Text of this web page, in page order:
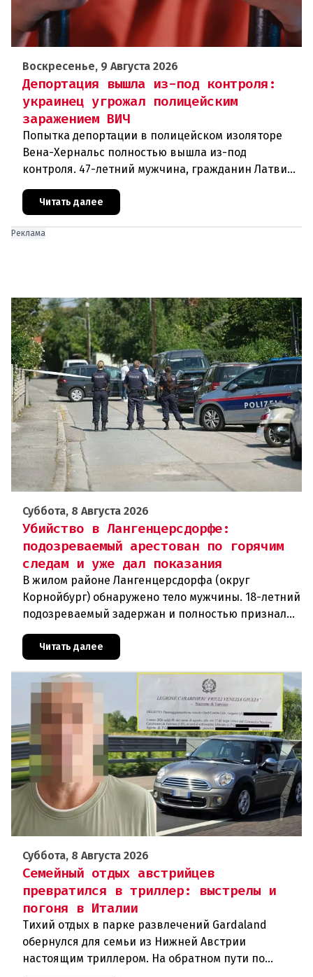
Воскресенье, 9 Августа 2026
Депортация вышла из-под контроля:
украинец угрожал полицейским
заражением ВИЧ
Попытка депортации в полицейском изоляторе
Вена-Хернальс полностью вышла из-под
контроля. 47-летний мужчина, гражданин Латвии,
оказал ожесточённое сопротивле
Читать далее
Реклама
Суббота, 8 Августа 2026
Убийство в Лангенцерсдорфе:
подозреваемый арестован по горячим
следам и уже дал показания
В жилом районе Лангенцерсдорфа (округ
Корнойбург) обнаружено тело мужчины. 18-летний
подозреваемый задержан и полностью признал
свою вину. По данным следствия, преступление
могло быть совершено на поч
Читать далее
Суббота, 8 Августа 2026
Семейный отдых австрийцев
превратился в триллер: выстрелы и
погоня в Италии
Тихий отдых в парке развлечений Gardaland
обернулся для семьи из Нижней Австрии
настоящим триллером. На обратном пути по